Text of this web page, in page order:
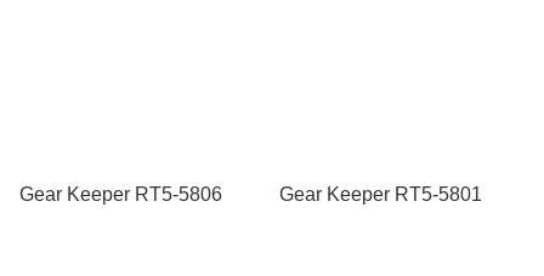
Gear Keeper RT5-5806 Gear Keeper RT5-5801